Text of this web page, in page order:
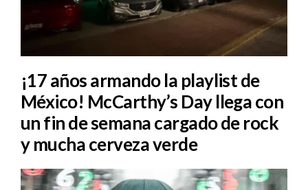
¡17 años armando la playlist de
México! McCarthy’s Day llega con
un fin de semana cargado de rock
y mucha cerveza verde